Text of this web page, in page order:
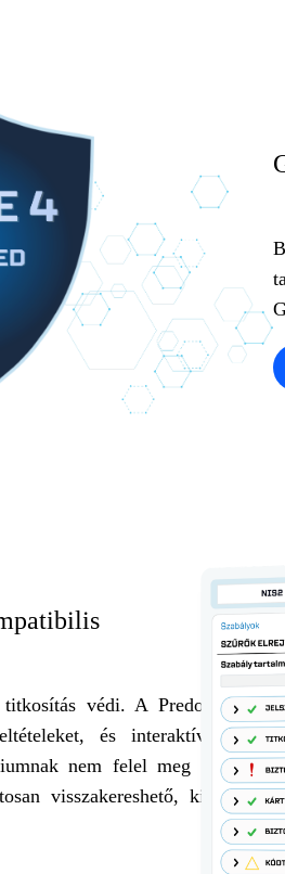
védi. A Predor
és interaktív,
nem felel meg a
visszakereshető, ki,